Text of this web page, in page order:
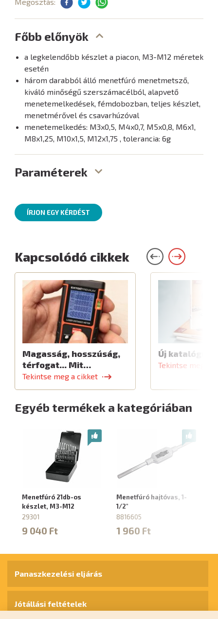
Főbb előnyök
a legkelendőbb készlet a piacon, M3-M12 méretek
esetén
három darabból álló menetfúró menetmetsző,
kiváló minőségű szerszámacélból, alapvető
menetemelkedések, fémdobozban, teljes készlet,
menetmérővel és csavarhúzóval
menetemelkedés: M3x0,5, M4x0,7, M5x0,8, M6x1,
M8x1,25, M10x1,5, M12x1,75 , tolerancia: 6g
Paraméterek
ÍRJON EGY KÉRDÉST
Kapcsolódó cikkek
Magasság, hosszúság,
térfogat... Mit…
Tekintse meg a cikket
Új katalógus
Tekintse meg a
Egyéb termékek a kategóriában
Menetfúró 21db-os
készlet, M3-M12
29301
9 040 Ft
Menetfúró hajtóvas, 1-
1/2"
8816605
1 960 Ft
Panaszkezelési eljárás
Jótállási feltételek